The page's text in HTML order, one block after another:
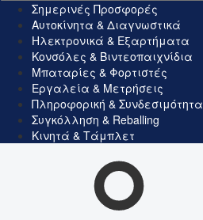
Σημερινές Προσφορές
Αυτοκίνητα & Διαγνωστικά
Ηλεκτρονικά & Εξαρτήματα
Κονσόλες & Βιντεοπαιχνίδια
Μπαταρίες & Φορτιστές
Εργαλεία & Μετρήσεις
Πληροφορική & Συνδεσιμότητα
Συγκόλληση & Reballing
Κινητά & Τάμπλετ